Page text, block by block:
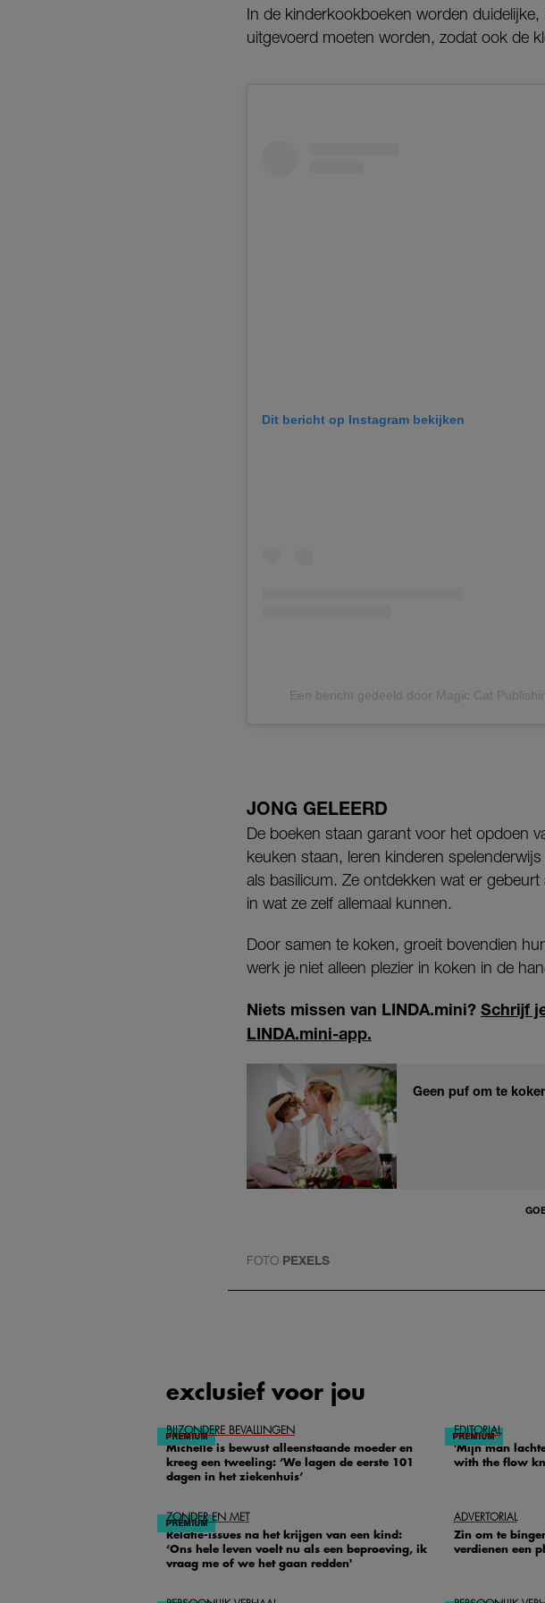
In de kinderkookboeken worden
uitgevoerd moeten worden, zodat ook de
Dit bericht op Instagram bekijken
Een bericht gedeeld door Magic Cat
JONG GELEERD
De boeken staan garant voor het opdoen
keuken staan, leren kinderen
als basilicum. Ze ontdekken wat er
in wat ze zelf allemaal kunnen.
Door samen te koken, groeit bovendien
werk je niet alleen plezier in koken in de
Niets missen van LINDA.mini? Schrijf
LINDA.mini-app.
Geen puf om te
FOTO PEXELS
exclusief voor jou
BIJZONDERE BEVALLINGEN
Michelle is bewust alleenstaande moeder en
kreeg een tweeling: ‘We lagen de eerste 101
dagen in het ziekenhuis’
EDITORIAL
'Mijn man
with the flow
ZONDER EN MET
Relatie-issues na het krijgen van een kind:
‘Ons hele leven voelt nu als een beproeving, ik
vraag me of we het gaan redden'
ADVERTORIAL
Zin om te
verdienen een